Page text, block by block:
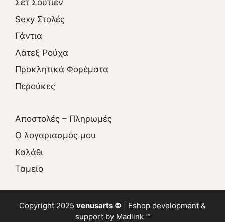
Σετ Σουτιέν
Sexy Στολές
Γάντια
Λάτεξ Ρούχα
Προκλητικά Φορέματα
Περούκες
Αποστολές – Πληρωμές
O λογαριασμός μου
Καλάθι
Ταμείο
Copyright 2025 venusarts © Eshop development &
support by Madlink ™